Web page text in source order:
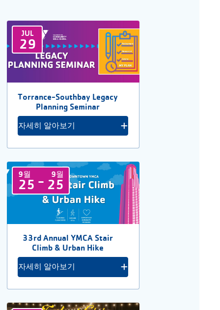
JUL
29
Torrance-Southbay Legacy
Planning Seminar
자세히 알아보기
9월 9월
25 - 25
33rd Annual YMCA Stair
Climb & Urban Hike
자세히 알아보기